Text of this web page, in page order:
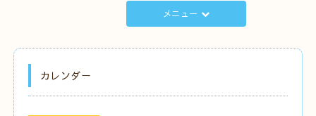
メニュー
カレンダー